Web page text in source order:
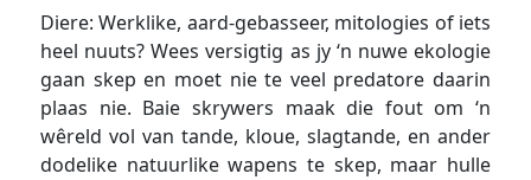
Diere: Werklike, aard-gebasseer, mitologies of iets
heel nuuts? Wees versigtig as jy ‘n nuwe ekologie
gaan skep en moet nie te veel predatore daarin
plaas nie. Baie skrywers maak die fout om ‘n
wêreld vol van tande, kloue, slagtande, en ander
dodelike natuurlike wapens te skep, maar hulle